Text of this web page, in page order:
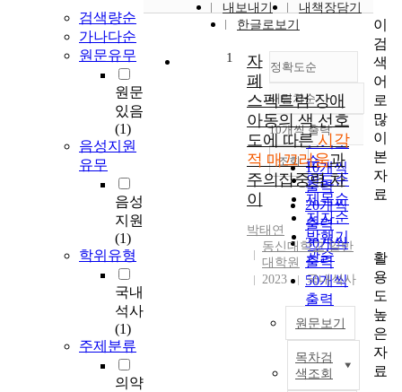
검색량순
가나다순
원문유무
원문
있음
(1)
음성지원
유무
음성
지원
(1)
학위유형
국내
석사
(1)
주제분류
의약
내보내기
내책장담기
한글로보기
정확도순
정확도
순
인기도
순
연도순
제목순
저자순
발행기
관순
내림차순
내림차순
10개씩 출력
10개씩
출력
20개씩
출력
30개씩
출력
50개씩
출력
100개씩
출력
조회
1
자
폐
스펙트럼 장애
아동의 색 선호
도에 따른시각
적 매끄러움과
주의집중력 차
이
박태연
동신대학교 일반
대학원
2023
국내석사
원문보기
목차검
색조회
이
검
색
어
로
많
이
본
자
료
활
용
도
높
은
자
료